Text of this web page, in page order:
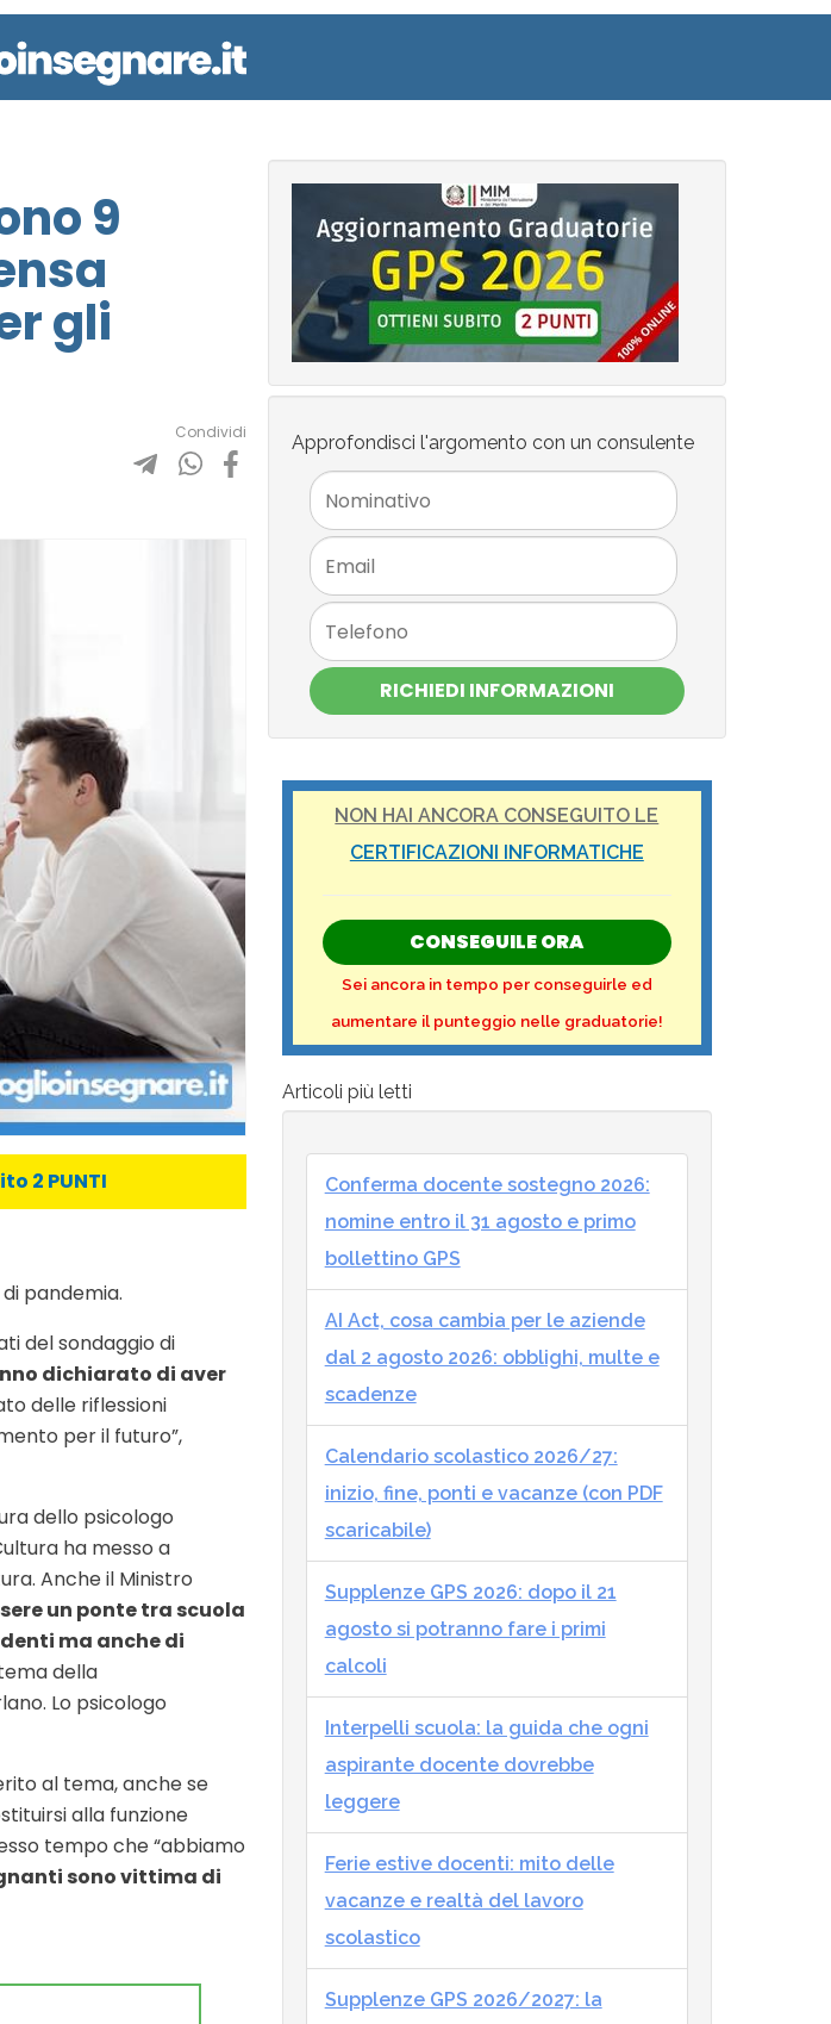
9
gli
Condividi
2 PUNTI
pandemia.
del sondaggio di
dichiarato di aver
delle riflessioni
per il futuro”,
dello psicologo
ha messo a
Anche il Ministro
un ponte tra scuola
ma anche di
della
Lo psicologo
al tema, anche se
alla funzione
tempo che “abbiamo
sono vittima di
Approfondisci l'argomento con un consulente
RICHIEDI INFORMAZIONI
NON HAI ANCORA CONSEGUITO LE
CERTIFICAZIONI INFORMATICHE
CONSEGUILE ORA
Sei ancora in tempo per conseguirle ed
aumentare il punteggio nelle graduatorie!
Articoli più letti
Conferma docente sostegno 2026:
nomine entro il 31 agosto e primo
bollettino GPS
AI Act, cosa cambia per le aziende
dal 2 agosto 2026: obblighi, multe e
scadenze
Calendario scolastico 2026/27:
inizio, fine, ponti e vacanze (con PDF
scaricabile)
Supplenze GPS 2026: dopo il 21
agosto si potranno fare i primi
calcoli
Interpelli scuola: la guida che ogni
aspirante docente dovrebbe
leggere
Ferie estive docenti: mito delle
vacanze e realtà del lavoro
scolastico
Supplenze GPS 2026/2027: la